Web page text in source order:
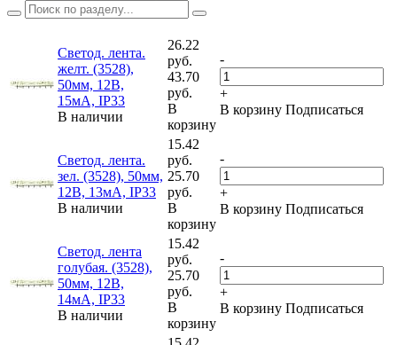
Светод. лента.
желт. (3528),
50мм, 12В,
15мА, IP33
В наличии
26.22
руб.
43.70
руб.
В
корзину
-
+
В корзину Подписаться
Светод. лента.
зел. (3528), 50мм,
12В, 13мА, IP33
В наличии
15.42
руб.
25.70
руб.
В
корзину
-
+
В корзину Подписаться
Светод. лента
голубая. (3528),
50мм, 12В,
14мА, IP33
В наличии
15.42
руб.
25.70
руб.
В
корзину
-
+
В корзину Подписаться